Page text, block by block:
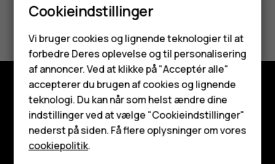
Smartphones
Feature-telefoner
Tilbehør
HMD Terra M
Tablets
Synes du, dette var nyttigt?
Ja Nej
Udforsk
Om
Planet and people
Cookieindstillinger
Vi bruger cookies og lignende teknologier til at
forbedre Deres oplevelse og til personalisering
af annoncer. Ved at klikke på "Acceptér alle"
accepterer du brugen af cookies og lignende
teknologi. Du kan når som helst ændre dine
indstillinger ved at vælge "Cookieindstillinger"
nederst på siden. Få flere oplysninger om vores
cookiepolitik.